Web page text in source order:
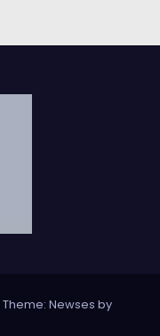
Theme: Newses by